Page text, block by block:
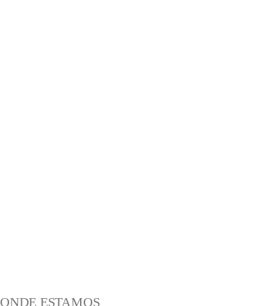
ONDE ESTAMOS